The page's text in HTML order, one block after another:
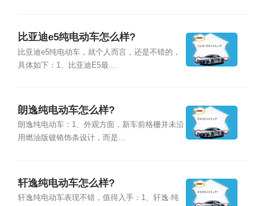
比亚迪e5纯电动车怎么样?
比亚迪e5纯电动车，就个人而言，还是不错的，
具体如下：1、比亚迪E5最...
朗逸纯电动车怎么样?
朗逸纯电动车：1、外观方面，新车前格栅并未沿
用燃油版镀铬饰条设计，而是...
轩逸纯电动车怎么样?
轩逸纯电动车表现不错，值得入手：1、轩逸·纯